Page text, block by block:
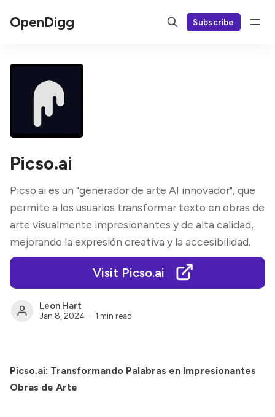
OpenDigg Subscribe
Picso.ai
Picso.ai es un "generador de arte AI innovador", que
permite a los usuarios transformar texto en obras de
arte visualmente impresionantes y de alta calidad,
mejorando la expresión creativa y la accesibilidad.
Visit Picso.ai
Leon Hart
Jan 8, 2024 1 min read
Picso.ai: Transformando Palabras en Impresionantes
Obras de Arte